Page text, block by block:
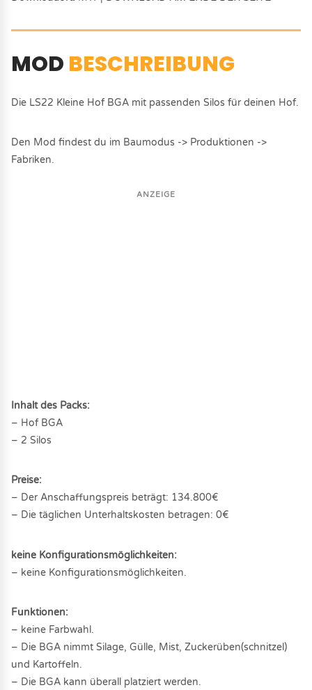
MOD BESCHREIBUNG
Die LS22 Kleine Hof BGA mit passenden Silos für deinen Hof.
Den Mod findest du im Baumodus -> Produktionen ->
Fabriken.
ANZEIGE
Inhalt des Packs:
– Hof BGA
– 2 Silos
Preise:
– Der Anschaffungspreis beträgt: 134.800€
– Die täglichen Unterhaltskosten betragen: 0€
keine Konfigurationsmöglichkeiten:
– keine Konfigurationsmöglichkeiten.
Funktionen:
– keine Farbwahl.
– Die BGA nimmt Silage, Gülle, Mist, Zuckerüben(schnitzel)
und Kartoffeln.
– Die BGA kann überall platziert werden.